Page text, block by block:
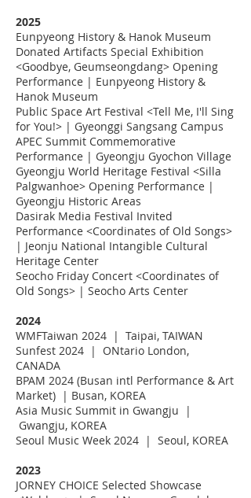
2025
Eunpyeong History & Hanok Museum
Donated Artifacts Special Exhibition
<Goodbye, Geumseongdang> Opening
Performance | Eunpyeong History &
Hanok Museum
Public Space Art Festival <Tell Me, I'll Sing
for You!> | Gyeonggi Sangsang Campus
APEC Summit Commemorative
Performance | Gyeongju Gyochon Village
Gyeongju World Heritage Festival <Silla
Palgwanhoe> Opening Performance |
Gyeongju Historic Areas
Dasirak Media Festival Invited
Performance <Coordinates of Old Songs>
| Jeonju National Intangible Cultural
Heritage Center
Seocho Friday Concert <Coordinates of
Old Songs> | Seocho Arts Center
2024
WMFTaiwan 2024 | Taipai, TAIWAN
Sunfest 2024 | ONtario London,
CANADA
BPAM 2024 (Busan intl Performance & Art
Market) | Busan, KOREA
Asia Music Summit in Gwangju |
Gwangju, KOREA
Seoul Music Week 2024 | Seoul, KOREA
2023
JORNEY CHOICE Selected Showcase